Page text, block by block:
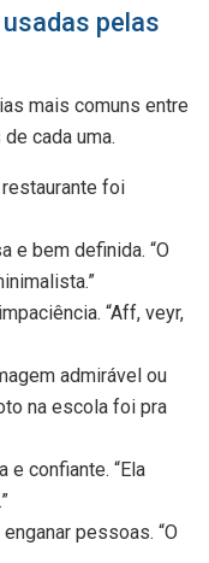
pelas
mais comuns entre
cada uma.
foi
e bem definida. “O
“Aff, veyr,
admirável ou
na escola foi pra
confiante. “Ela
pessoas. “O